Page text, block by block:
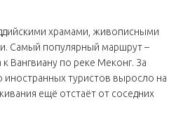
храмами, живописными
Самый популярный маршрут –
к Вангвиану по реке Меконг. За
иностранных туристов выросло на
ещё отстаёт от соседних